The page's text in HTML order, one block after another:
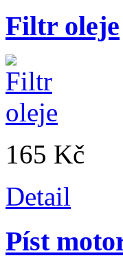
Filtr oleje
165 Kč
Detail
Píst